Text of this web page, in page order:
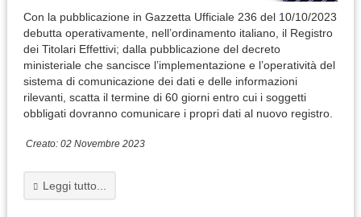
Con la pubblicazione in Gazzetta Ufficiale 236 del 10/10/2023
debutta operativamente, nell’ordinamento italiano, il Registro
dei Titolari Effettivi; dalla pubblicazione del decreto
ministeriale che sancisce l’implementazione e l’operatività del
sistema di comunicazione dei dati e delle informazioni
rilevanti, scatta il termine di 60 giorni entro cui i soggetti
obbligati dovranno comunicare i propri dati al nuovo registro.
Creato: 02 Novembre 2023
Leggi tutto...